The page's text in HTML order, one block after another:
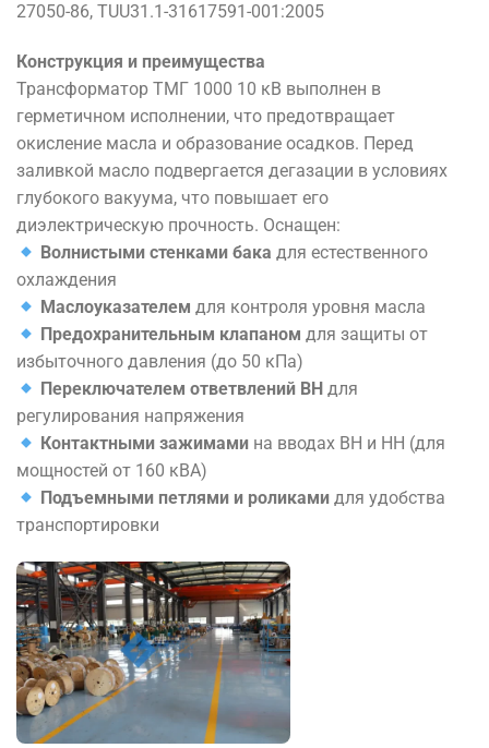
27050-86, TUU31.1-31617591-001:2005
Конструкция и преимущества
Трансформатор ТМГ 1000 10 кВ выполнен в
герметичном исполнении, что предотвращает
окисление масла и образование осадков. Перед
заливкой масло подвергается дегазации в условиях
глубокого вакуума, что повышает его
диэлектрическую прочность. Оснащен:
Волнистыми стенками бака для естественного
охлаждения
Маслоуказателем для контроля уровня масла
Предохранительным клапаном для защиты от
избыточного давления (до 50 кПа)
Переключателем ответвлений ВН для
регулирования напряжения
Контактными зажимами на вводах ВН и НН (для
мощностей от 160 кВА)
Подъемными петлями и роликами для удобства
транспортировки